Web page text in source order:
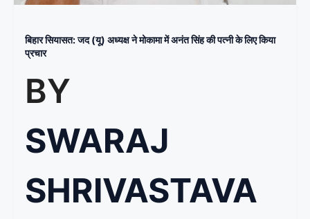
बिहार सियासत: जद (यू) अध्यक्ष ने मोकामा में अनंत सिंह की पत्नी के लिए किया
प्रचार
BY
SWARAJ
SHRIVASTAVA